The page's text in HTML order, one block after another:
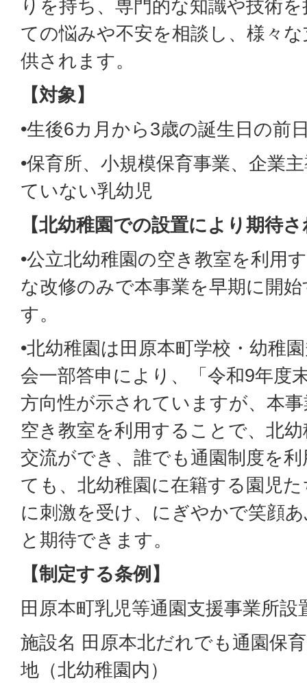
りを持ち、専門的な知識や技術
ての悩みや不安を相談し、様々
供されます。
【対象】
•生後6カ月から3歳の誕生日の前
•保育所、小規模保育事業、企業
ていない乳幼児
【北幼稚園での設置により期待
•公立北幼稚園の空き教室を利用
な改修のみで本事業を早期に開
す。
•北幼稚園は田原本町学校・幼稚
会一部答申により、「令和9年度
方向性が示されていますが、本
空き教室を利用することで、北
交流ができ、誰でも通園制度を
ても、北幼稚園に在籍する園児
に刺激を受け、にぎやかで笑顔
と期待できます。
【制定する条例】
田原本町乳児等通園支援事業所設
施設名 田原本北だれでも通園保
地（北幼稚園内）